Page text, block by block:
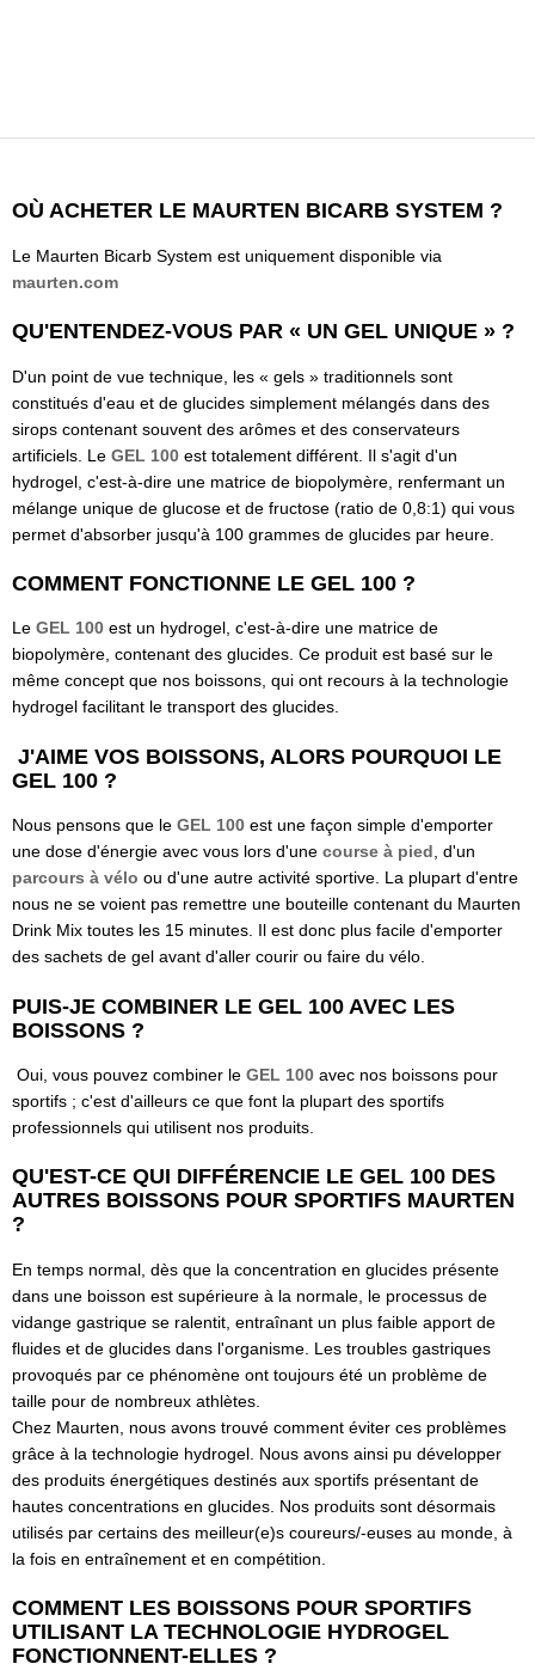
OÙ ACHETER LE MAURTEN BICARB SYSTEM ?
Le Maurten Bicarb System est uniquement disponible via
maurten.com
QU'ENTENDEZ-VOUS PAR « UN GEL UNIQUE » ?
D'un point de vue technique, les « gels » traditionnels sont
constitués d'eau et de glucides simplement mélangés dans des
sirops contenant souvent des arômes et des conservateurs
artificiels. Le GEL 100 est totalement différent. Il s'agit d'un
hydrogel, c'est-à-dire une matrice de biopolymère, renfermant un
mélange unique de glucose et de fructose (ratio de 0,8:1) qui vous
permet d'absorber jusqu'à 100 grammes de glucides par heure.
COMMENT FONCTIONNE LE GEL 100 ?
Le GEL 100 est un hydrogel, c'est-à-dire une matrice de
biopolymère, contenant des glucides. Ce produit est basé sur le
même concept que nos boissons, qui ont recours à la technologie
hydrogel facilitant le transport des glucides.
J'AIME VOS BOISSONS, ALORS POURQUOI LE
GEL 100 ?​
Nous pensons que le GEL 100 est une façon simple d'emporter
une dose d'énergie avec vous lors d'une course à pied , d'un
parcours à vélo ou d'une autre activité sportive. La plupart d'entre
nous ne se voient pas remettre une bouteille contenant du Maurten
Drink Mix toutes les 15 minutes. Il est donc plus facile d'emporter
des sachets de gel avant d'aller courir ou faire du vélo.
PUIS-JE COMBINER LE GEL 100 AVEC LES
BOISSONS ?​
Oui, vous pouvez combiner le GEL 100 avec nos boissons pour
sportifs ; c'est d'ailleurs ce que font la plupart des sportifs
professionnels qui utilisent nos produits.
QU'EST-CE QUI DIFFÉRENCIE LE GEL 100 DES
AUTRES BOISSONS POUR SPORTIFS MAURTEN
?
En temps normal, dès que la concentration en glucides présente
dans une boisson est supérieure à la normale, le processus de
vidange gastrique se ralentit, entraînant un plus faible apport de
fluides et de glucides dans l'organisme. Les troubles gastriques
provoqués par ce phénomène ont toujours été un problème de
taille pour de nombreux athlètes.
Chez Maurten, nous avons trouvé comment éviter ces problèmes
grâce à la technologie hydrogel. Nous avons ainsi pu développer
des produits énergétiques destinés aux sportifs présentant de
hautes concentrations en glucides. Nos produits sont désormais
utilisés par certains des meilleur(e)s coureurs/-euses au monde, à
la fois en entraînement et en compétition.
COMMENT LES BOISSONS POUR SPORTIFS
UTILISANT LA TECHNOLOGIE HYDROGEL
FONCTIONNENT-ELLES ?